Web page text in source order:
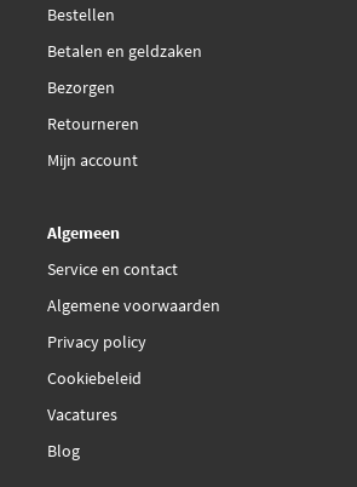
Bestellen
Betalen en geldzaken
Bezorgen
Retourneren
Mijn account
Algemeen
Service en contact
Algemene voorwaarden
Privacy policy
Cookiebeleid
Vacatures
Blog